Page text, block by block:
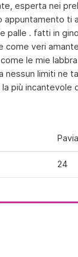
esperta nei
. fatti in
veri
le mie
limiti ne
più
Pavia
24